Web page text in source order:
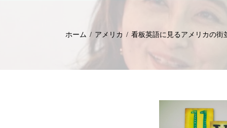
ホーム アメリカ 看板英語に見るアメリカの街